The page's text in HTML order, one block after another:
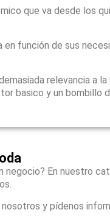
que va desde los
función de sus
relevancia a
basico y un bombillo
En nuestro
y pídenos